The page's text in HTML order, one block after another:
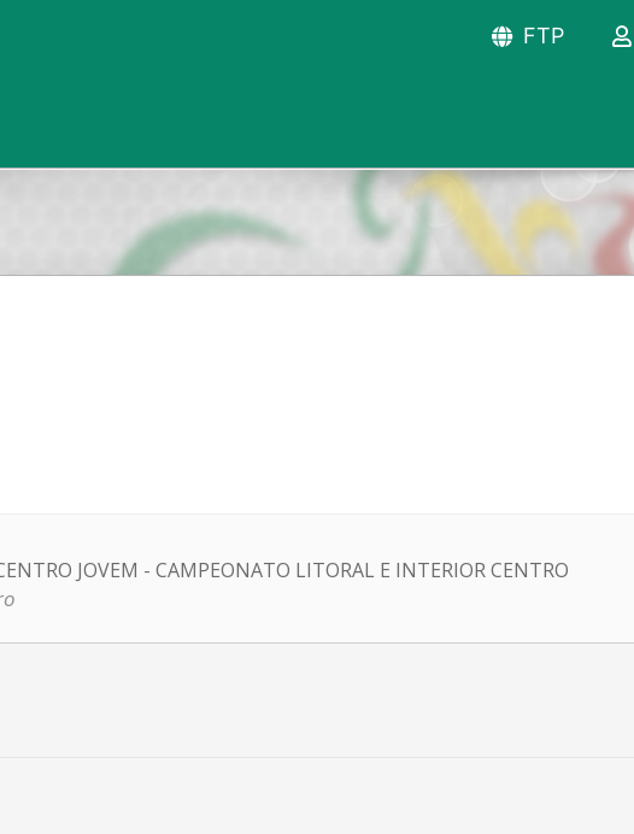
FTP
JOVEM - CAMPEONATO LITORAL E INTERIOR CENTRO